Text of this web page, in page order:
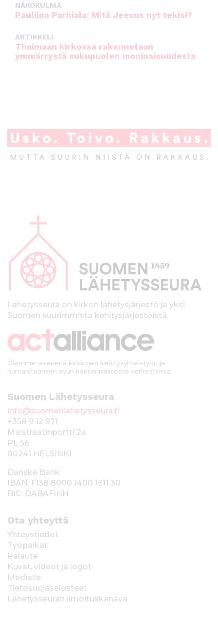
NÄKÖKULMA
Pauliina Parhiala: Mitä Jeesus nyt tekisi?
ARTIKKELI
Thaimaan kirkossa rakennetaan
ymmärrystä sukupuolen moninaisuudesta
p
kLähetysseura on kirkon lähetysjärjestö ja yksi
Suomen suurimmista kehitysjärjestöistä.
Olemme jäsenenä kirkkojen kehitysyhteistyön ja
humanitaarisen avun kansainvälisessä verkostossa.
Suomen Lähetysseura
info@suomenlahetysseura.fi
+358 9 12 971
Maistraatinportti 2a
PL 56
00241 HELSINKI
Danske Bank
IBAN: FI38 8000 1400 1611 30
BIC: DABAFIHH
Ota yhteyttä
Yhteystiedot
Työpaikat
Palaute
Kuvat, videot ja logot
Medialle
Tietosuojaselosteet
Lähetysseuran ilmoituskanava